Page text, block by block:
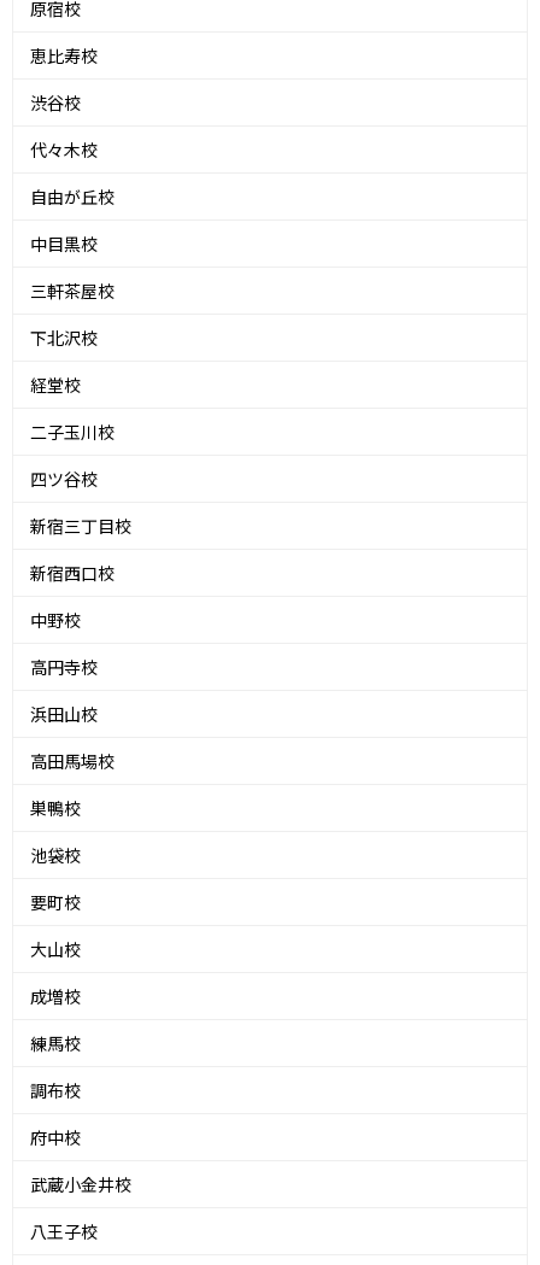
原宿校
恵比寿校
渋谷校
代々木校
自由が丘校
中目黒校
三軒茶屋校
下北沢校
経堂校
二子玉川校
四ツ谷校
新宿三丁目校
新宿西口校
中野校
高円寺校
浜田山校
高田馬場校
巣鴨校
池袋校
要町校
大山校
成増校
練馬校
調布校
府中校
武蔵小金井校
八王子校